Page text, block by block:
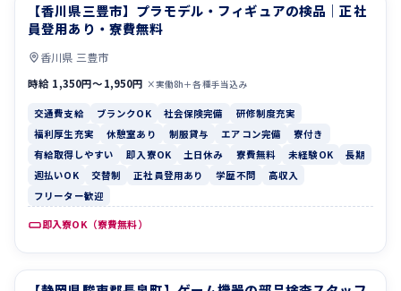
交通費支給 ブランクOK
【香川県三豊市】プラモデル・フィギュアの検品｜正社
員登用あり・寮費無料
香川県 三豊市
時給 1,350円〜1,950円 ×実働8h＋各種手当込み
交通費支給 ブランクOK 社会保険完備
研修制度充実
福利厚生充実
休憩室あり 制服貸与 エアコン完備
寮付き
有給取得しやすい
即入寮OK 土日休み 寮費無料 未経験OK
長期
週払いOK
交替制 正社員登用あり 学歴不問
高収入
フリーター歓迎
即入寮OK（寮費無料）
休憩室あり 制服貸与